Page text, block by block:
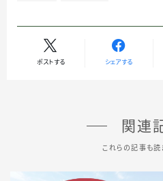
ポストする シェアする
関連
これらの記事も読